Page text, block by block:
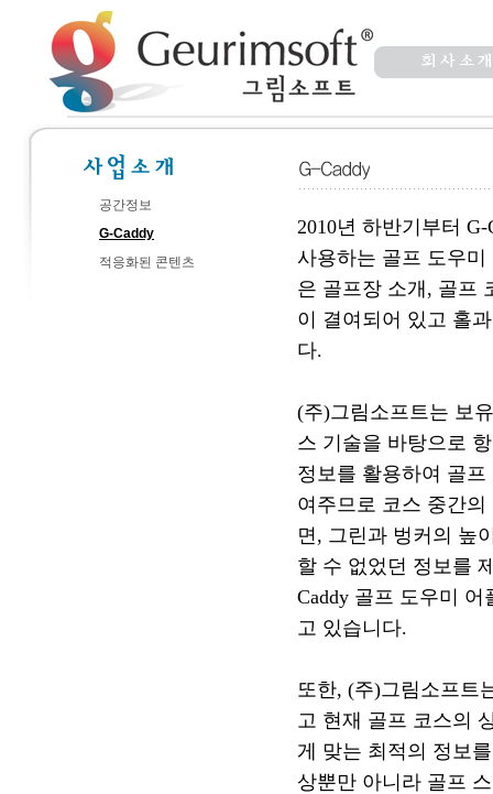
공간정보
G-Caddy
적응화된 콘텐츠
2010년 하반기부터
사용하는 골프 도우
은 골프장 소개, 골프
이 결여되어 있고 홀
다.
(주)그림소프트는 보
스 기술을 바탕으로
정보를 활용하여 골
여주므로 코스 중간
면, 그린과 벙커의 높
할 수 없었던 정보를
Caddy 골프 도우미
고 있습니다.
또한, (주)그림소프트
고 현재 골프 코스의
게 맞는 최적의 정보
상뿐만 아니라 골프